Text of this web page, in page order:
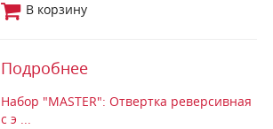
В корзину
Подробнее
Набор "MASTER": Отвертка реверсивная
с э ...